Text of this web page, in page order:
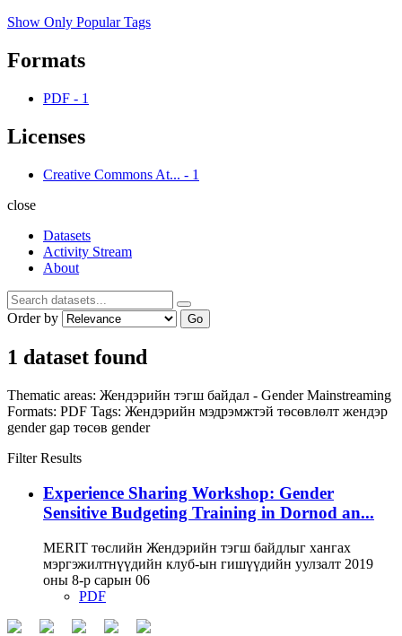
Show Only Popular Tags
Formats
PDF - 1
Licenses
Creative Commons At... - 1
close
Datasets
Activity Stream
About
Order by Go
1 dataset found
Thematic areas: Жендэрийн тэгш байдал - Gender Mainstreaming
Formats: PDF Tags: Жендэрийн мэдрэмжтэй төсөвлөлт жендэр
gender gap төсөв gender
Filter Results
Experience Sharing Workshop: Gender
Sensitive Budgeting Training in Dornod an...
MERIT төслийн Жендэрийн тэгш байдлыг хангах
мэргэжилтнүүдийн клуб-ын гишүүдийн уулзалт 2019
оны 8-р сарын 06
PDF